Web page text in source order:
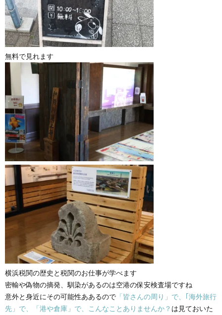
無料で見れます
横浜税関の歴史と税関のお仕事が学べます
密輸や偽物の摘発、馴染があるのは空港の保安検査場ですね
意外と身近にその可能性ああるので 「皆さんの周り」で、｢海外旅行
先」で、「港や倉庫」で、こんなことありませんか？ は見ておいた